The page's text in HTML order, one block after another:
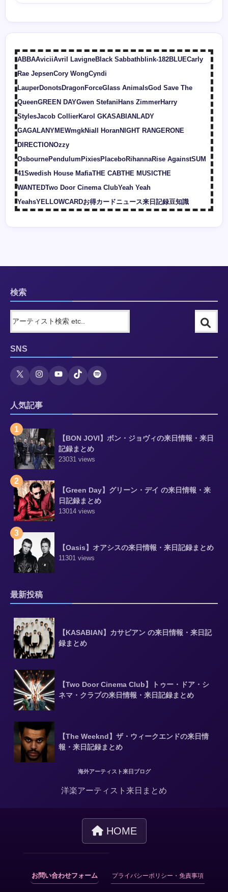
ABBAAviciiAvril LavigneBlack Sabbathblink-182BLUECarly
Rae JepsenCory WongCyndi
LauperDonotsDragonForceGlass AnimalsGod Save The
QueenGREEN DAYGwen StefaniHans ZimmerHarry
StylesJacob CollierKarol GKASABIANLADY
GAGALANYMEWmgkNiall HoranNIGHT RANGERONE
DIRECTIONOzzy
OsbournePendulumPixiesPlaceboRihannaRise AgainstSUM
41Swedish House MafiaTHE CABTHE MUSICTHE
WANTEDTwo Door Cinema ClubYeah Yeah
YeahsYELLOWCARDお得カードニュース来日記録豆知識
検索
SNS
人気記事
1
【BON JOVI】ボン・ジョヴィの来日情報・来日
記録まとめ
23031 views
2
【Green Day】グリーン・デイ の来日情報・来
日記録まとめ
13014 views
3
【Oasis】オアシスの来日情報・来日記録まとめ
11301 views
最新投稿
【KASABIAN】カサビアン の来日情報・来日記
録まとめ
【Two Door Cinema Club】トゥー・ドア・シ
ネマ・クラブの来日情報・来日記録まとめ
【The Weeknd】ザ・ウィークエンドの来日情
報・来日記録まとめ
海外アーティスト来日ブログ
洋楽アーティスト来日まとめ
HOME
お問い合わせフォーム プライバシーポリシー・免責事項